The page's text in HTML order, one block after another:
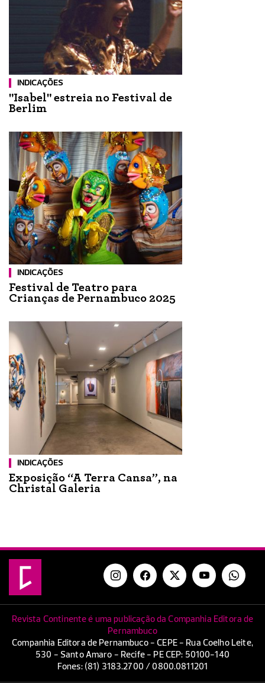
INDICAÇÕES
"Isabel" estreia no Festival de
Berlim
INDICAÇÕES
Festival de Teatro para
Crianças de Pernambuco 2025
INDICAÇÕES
Exposição “A Terra Cansa”, na
Christal Galeria
Revista Continente é uma publicação da Companhia Editora de
Pernambuco
Companhia Editora de Pernambuco - CEPE - Rua Coelho Leite,
530 - Santo Amaro - Recife - PE CEP: 50100-140
Fones: (81) 3183.2700 / 0800.0811201